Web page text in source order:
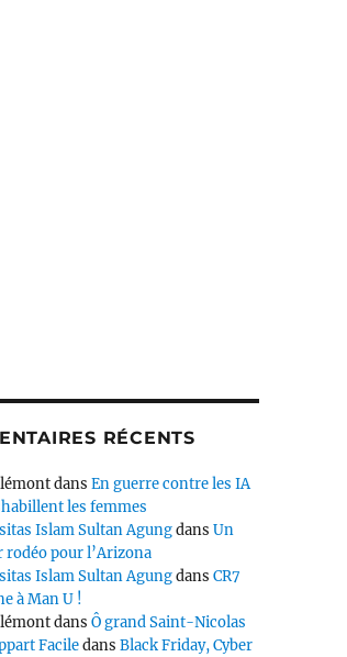
RÉCENTS
dansEn guerre contre les IA
les femmes
Islam Sultan AgungdansUn
rodéo pour l’Arizona
Islam Sultan AgungdansCR7
à Man U !
dansÔ grand Saint-Nicolas
FaciledansBlack Friday, Cyber